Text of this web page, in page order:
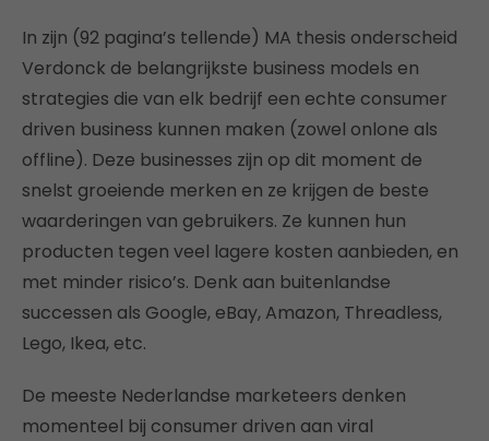
In zijn (92 pagina’s tellende) MA thesis onderscheid
Verdonck de belangrijkste business models en
strategies die van elk bedrijf een echte consumer
driven business kunnen maken (zowel onlone als
offline). Deze businesses zijn op dit moment de
snelst groeiende merken en ze krijgen de beste
waarderingen van gebruikers. Ze kunnen hun
producten tegen veel lagere kosten aanbieden, en
met minder risico’s. Denk aan buitenlandse
successen als Google, eBay, Amazon, Threadless,
Lego, Ikea, etc.
De meeste Nederlandse marketeers denken
momenteel bij consumer driven aan viral